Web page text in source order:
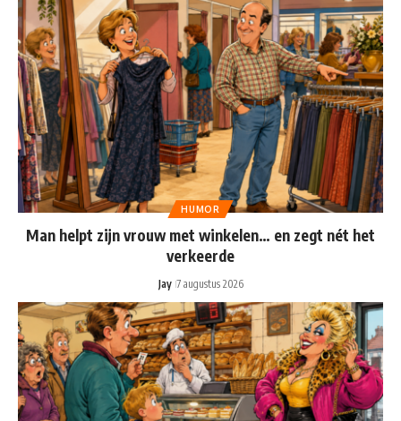
HUMOR
Man helpt zijn vrouw met winkelen… en zegt nét het
verkeerde
Jay 7 augustus 2026